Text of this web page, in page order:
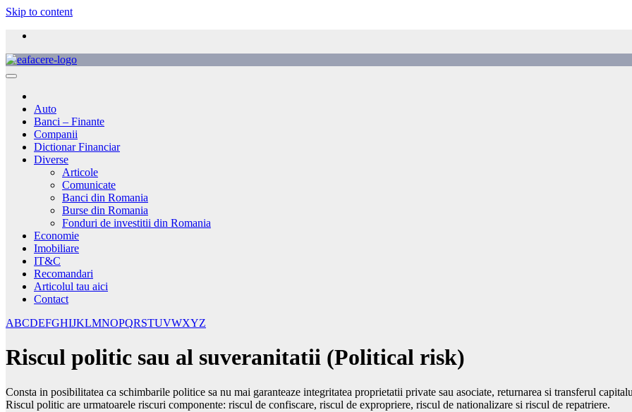
Skip to content
Auto
Banci – Finante
Companii
Dictionar Financiar
Diverse
Articole
Comunicate
Banci din Romania
Burse din Romania
Fonduri de investitii din Romania
Economie
Imobiliare
IT&C
Recomandari
Articolul tau aici
Contact
ABCDEFGHIJKLMNOPQRSTUVWXYZ
Riscul politic sau al suveranitatii (Political risk)
Consta in posibilitatea ca schimbarile politice sa nu mai garanteaze integritatea proprietatii private sau asociate, returnarea si transferul
Riscul politic are urmatoarele riscuri componente: riscul de confiscare, riscul de expropriere, riscul de nationalizare si riscul de repatriere.